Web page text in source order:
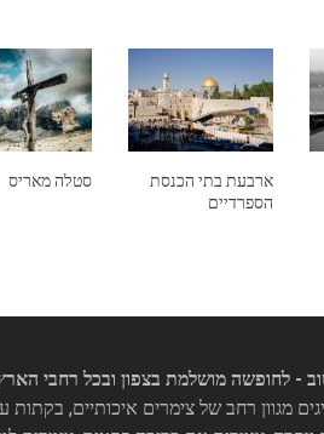
סטלה מאריס
ארבעת בתי הכנסת
הספרדיים
- לחופשה מושלמת בצפון ובכל רחבי
מגוון רחב של צימרים איכותיים, בקתות